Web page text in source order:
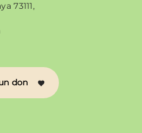
73111,
don